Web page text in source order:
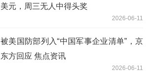
美元，周三无人中得头奖
2026-06-11
被美国防部列入“中国军事企业清单”，京
东方回应 焦点资讯
2026-06-11